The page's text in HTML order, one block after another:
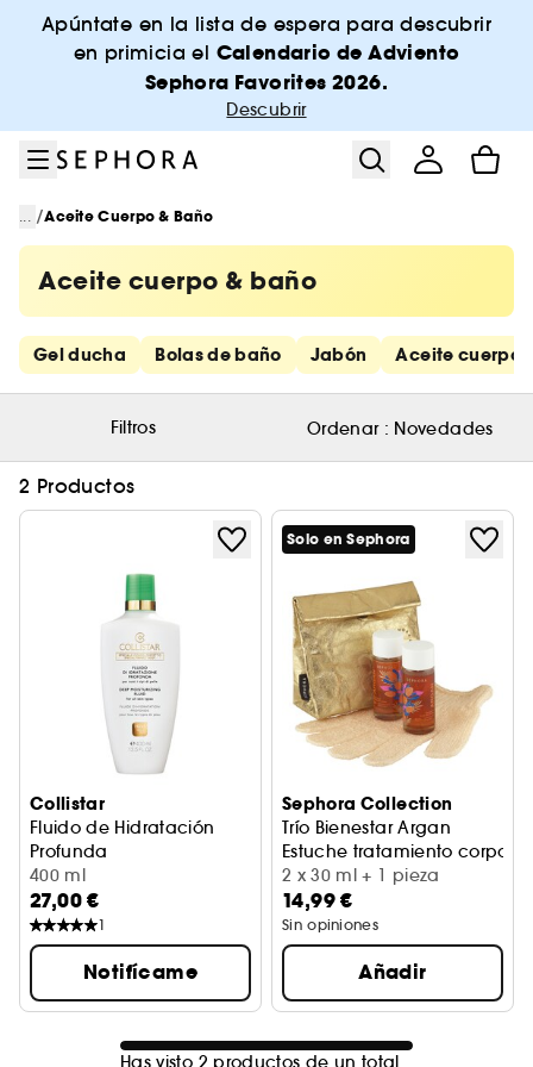
Ir al menú
Ir al contenido principal
Ir al pie de página
Apúntate en la lista de espera para descubrir
en primicia el Calendario de Adviento
Sephora Favorites 2026.
Descubrir
... /Aceite Cuerpo & Baño
Aceite cuerpo & baño
Saltar los enlaces rápidos
Gel ducha Bolas de baño Jabón Aceite cuerpo
Filtros Ordenar : Novedades
2 Productos
Collistar
Fluido de Hidratación
Profunda
400 ml
27,00 €
1
Notifícame
Solo en Sephora
Sephora Collection
Trío Bienestar Argan
Estuche tratamiento corporal
2 x 30 ml + 1 pieza
14,99 €
Sin opiniones
Añadir
Has visto 2 productos de un total